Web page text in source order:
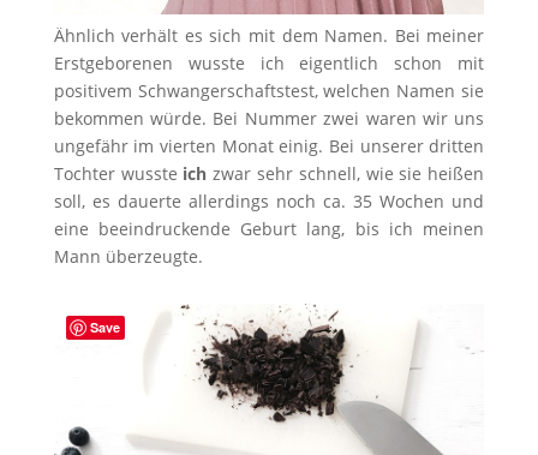
Ähnlich verhält es sich mit dem Namen. Bei meiner
Erstgeborenen wusste ich eigentlich schon mit
positivem Schwangerschaftstest, welchen Namen sie
bekommen würde. Bei Nummer zwei waren wir uns
ungefähr im vierten Monat einig. Bei unserer dritten
Tochter wusste ich zwar sehr schnell, wie sie heißen
soll, es dauerte allerdings noch ca. 35 Wochen und
eine beeindruckende Geburt lang, bis ich meinen
Mann überzeugte.
Save